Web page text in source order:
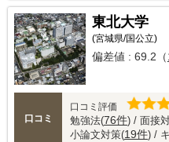
東北大学
(宮城県/国公立)
偏差値 : 69.2（
口コミ
口コミ評価
勉強法(76件) / 面接
小論文対策(19件) /